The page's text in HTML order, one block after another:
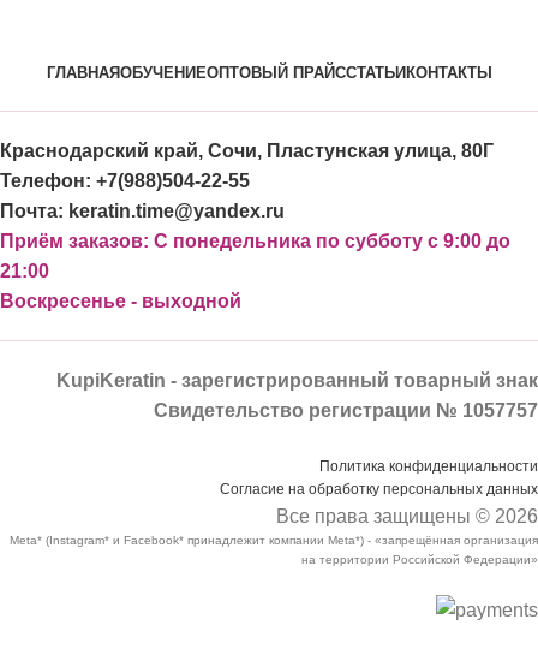
ГЛАВНАЯОБУЧЕНИЕОПТОВЫЙ ПРАЙССТАТЬИ КОНТАКТЫ
Краснодарский край, Сочи, Пластунская улица, 80Г
Телефон: +7(988)504-22-55
Почта: keratin.time@yandex.ru
Приём заказов: С понедельника по субботу с 9:00 до
21:00
Воскресенье - выходной
KupiKeratin - зарегистрированный товарный знак
Свидетельство регистрации № 1057757
Политика конфиденциальности
Согласие на обработку персональных данных
Все права защищены © 2026
Meta* (Instagram* и Facebook* принадлежит компании Meta*) - «запрещённая организация
на территории Российской Федерации»